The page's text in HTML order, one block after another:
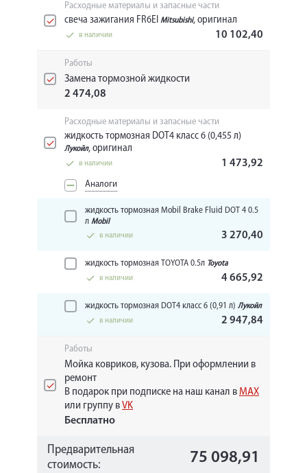
Расходные материалы и запасные части
свеча зажигания FR6EI Mitsubishi, оригинал
в наличии 10 102,40
Работы
Замена тормозной жидкости
2 474,08
Расходные материалы и запасные части
жидкость тормозная DOT4 класс 6 (0,455 л)
Лукойл, оригинал
в наличии 1 473,92
Аналоги
жидкость тормозная Mobil Brake Fluid DOT 4 0.5
л Mobil
в наличии
3 270,40
жидкость тормозная TOYOTA 0.5л Toyota
в наличии
4 665,92
жидкость тормозная DOT4 класс 6 (0,91 л) Лукойл
в наличии
2 947,84
Работы
Мойка ковриков, кузова. При оформлении в
ремонт
В подарок при подписке на наш канал вMAX
или группу вVK
Бесплатно
Предварительная
стоимость:
75 098,91